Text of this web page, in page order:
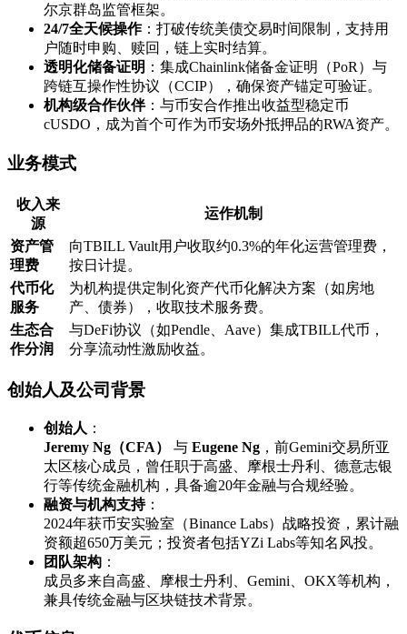
尔京群岛监管框架。
​24/7全天候操作​​：打破传统美债交易时间限制，支持用
户随时申购、赎回，链上实时结算。
​透明化储备证明​ ​：集成Chainlink储备金证明（PoR）与
跨链互操作性协议（CCIP），确保资产锚定可验证。
​机构级合作伙伴​​：与币安合作推出收益型稳定币
cUSDO，成为首个可作为币安场外抵押品的RWA资产。
​业务模式​
​收入来
源​
​运作机制​
​资产管
理费​
向TBILL Vault用户收取约0.3%的年化运营管理费，
按日计提。
​代币化
服务​
为机构提供定制化资产代币化解决方案（如房地
产、债券），收取技术服务费。
​生态合
作分润​
与DeFi协议（如Pendle、Aave）集成TBILL代币，
分享流动性激励收益。
​创始人及公司背景​
​创始人​ ​：
​Jeremy Ng（CFA）​
​ 与 ​ ​Eugene Ng​ ​，前Gemini交易所亚
太区核心成员，曾任职于高盛、摩根士丹利、德意志银
行等传统金融机构，具备逾20年金融与合规经验。
​融资与机构支持​​：
2024年获币安实验室（Binance Labs）战略投资，累计融
资额超650万美元；投资者包括YZi Labs等知名风投。
​团队架构​ ​：
成员多来自高盛、摩根士丹利、Gemini、OKX等机构，
兼具传统金融与区块链技术背景。